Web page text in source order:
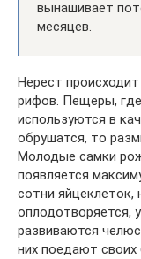
вынашивает
месяцев.
Нерест
рифов. Пещеры,
используются в
обрушатся, то
Молодые самки
появляется
сотни яйцеклеток,
оплодотворяется,
развиваются
них поедают своих